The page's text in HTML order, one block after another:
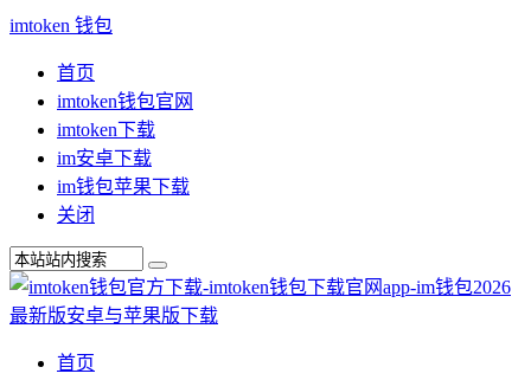
imtoken 钱包
首页
imtoken钱包官网
imtoken下载
im安卓下载
im钱包苹果下载
关闭
首页